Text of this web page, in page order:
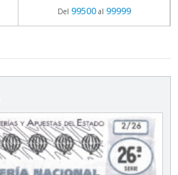
Del 99500al 99999